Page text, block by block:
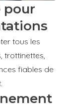
pour
tous les
trottinettes,
fiables de